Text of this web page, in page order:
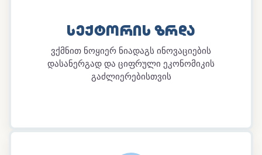
ᲡᲔᲥᲢᲝᲠᲘᲡ ᲖᲠᲓᲐ
ვქმნით ნოყიერ ნიადაგს ინოვაციების
დასანერგად და ციფრული ეკონომიკის
გაძლიერებისთვის